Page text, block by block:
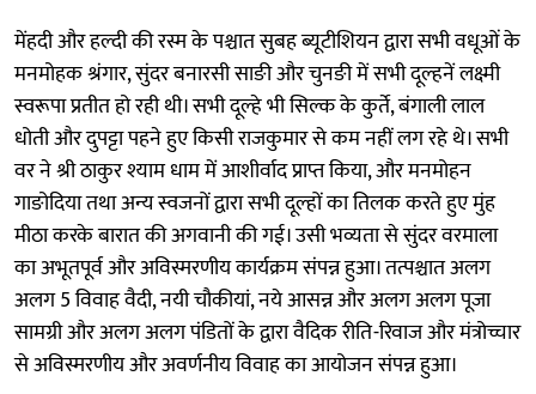
मेंहदी और हल्दी की रस्म के पश्चात सुबह ब्यूटीशियन द्वारा सभी वधूओं के
मनमोहक श्रंगार, सुंदर बनारसी साङी और चुनङी में सभी दूल्हनें लक्ष्मी
स्वरूपा प्रतीत हो रही थी। सभी दूल्हे भी सिल्क के कुर्ते, बंगाली लाल
धोती और दुपट्टा पहने हुए किसी राजकुमार से कम नहीं लग रहे थे। सभी
वर ने श्री ठाकुर श्याम धाम में आशीर्वाद प्राप्त किया, और मनमोहन
गाङोदिया तथा अन्य स्वजनों द्वारा सभी दूल्हों का तिलक करते हुए मुंह
मीठा करके बारात की अगवानी की गई। उसी भव्यता से सुंदर वरमाला
का अभूतपूर्व और अविस्मरणीय कार्यक्रम संपन्न हुआ। तत्पश्चात अलग
अलग 5 विवाह वैदी, नयी चौकीयां, नये आसन्न और अलग अलग पूजा
सामग्री और अलग अलग पंडितों के द्वारा वैदिक रीति-रिवाज और मंत्रोच्चार
से अविस्मरणीय और अवर्णनीय विवाह का आयोजन संपन्न हुआ।